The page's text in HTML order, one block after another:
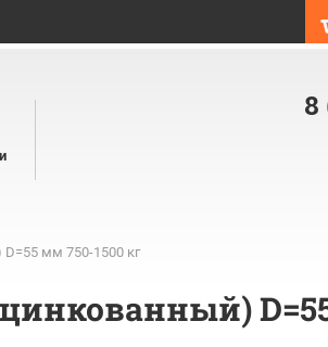
8
мм 750-1500 кг